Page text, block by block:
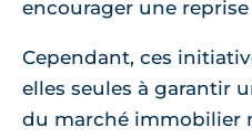
encourager une
Cependant, ces
elles seules à garantir
du marché immobilier